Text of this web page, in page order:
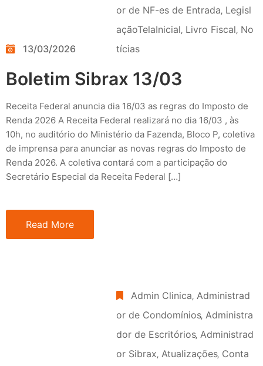
13/03/2026
or de NF-es de Entrada‚ Legisl
açãoTelaInicial‚ Livro Fiscal‚ No
tícias
Boletim Sibrax 13/03
Receita Federal anuncia dia 16/03 as regras do Imposto de
Renda 2026 A Receita Federal realizará no dia 16/03 , às
10h, no auditório do Ministério da Fazenda, Bloco P, coletiva
de imprensa para anunciar as novas regras do Imposto de
Renda 2026. A coletiva contará com a participação do
Secretário Especial da Receita Federal […]
Read More
Admin Clinica‚ Administrad
or de Condomínios‚ Administra
dor de Escritórios‚ Administrad
or Sibrax‚ Atualizações‚ Conta